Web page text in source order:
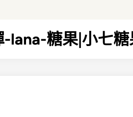
糖果|小七糖